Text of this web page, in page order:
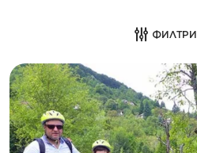
ФИЛТРИ